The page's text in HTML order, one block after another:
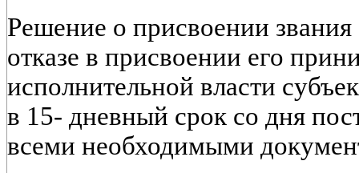
Решение о присвоении
отказе в присвоении его
исполнительной власти
в 15- дневный срок со дня
всеми необходимыми